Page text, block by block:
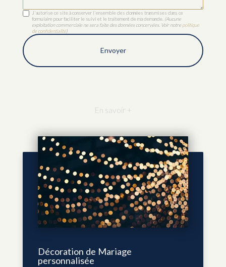
J'autorise ce site à conserver l'ensemble des données transmises dans ce
formulaire pour faciliter le suivi et le traitement de ma demande. (Aucune
exploitation commerciale ne sera faite des données concervées. Voir notrepolitique
de confidentialité)
En savoir +
Décoration de Mariage
personnalisée